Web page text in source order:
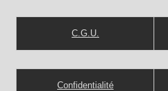
C.G.U.
Confidentialité